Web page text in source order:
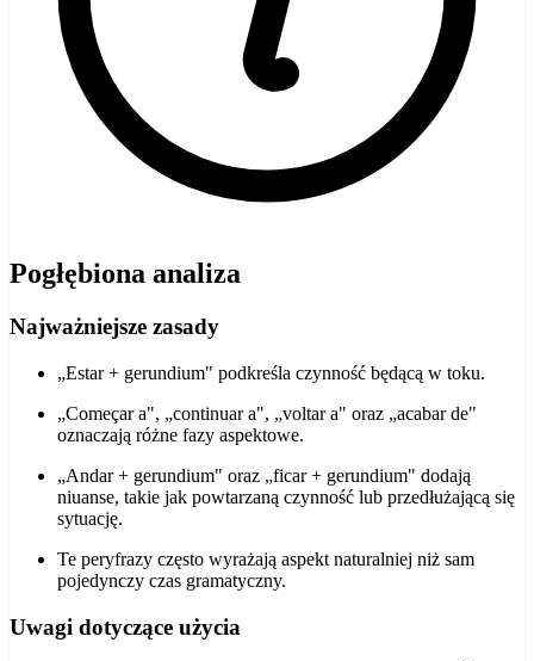
Pogłębiona analiza
Najważniejsze zasady
„Estar + gerundium" podkreśla czynność będącą w toku.
„Começar a", „continuar a", „voltar a" oraz „acabar de"
oznaczają różne fazy aspektowe.
„Andar + gerundium" oraz „ficar + gerundium" dodają
niuanse, takie jak powtarzaną czynność lub przedłużającą się
sytuację.
Te peryfrazy często wyrażają aspekt naturalniej niż sam
pojedynczy czas gramatyczny.
Uwagi dotyczące użycia